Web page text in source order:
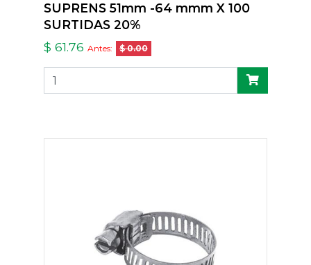
SUPRENS 51mm -64 mmm X 100
SURTIDAS 20%
$ 61.76 Antes: $ 0.00